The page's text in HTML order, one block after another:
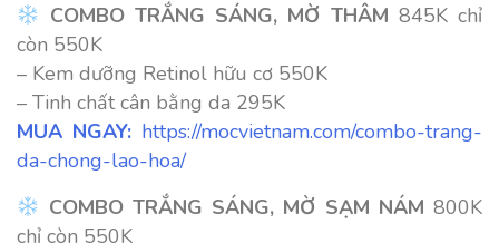
COMBO TRẮNG SÁNG, MỜ THÂM 845K chỉ
còn 550K
– Kem dưỡng Retinol hữu cơ 550K
– Tinh chất cân bằng da 295K
MUA NGAY: https://mocvietnam.com/combo-trang-
da-chong-lao-hoa/
COMBO TRẮNG SÁNG, MỜ SẠM NÁM 800K
chỉ còn 550K